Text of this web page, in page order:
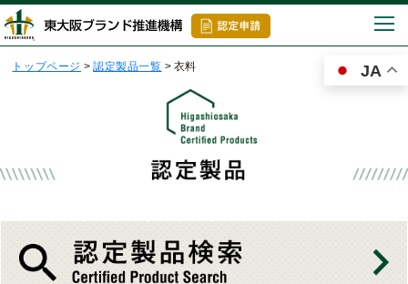
JA
トップページ >認定製品一覧 > 衣料